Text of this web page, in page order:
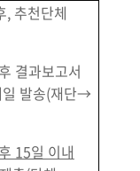
, 추천단체
결과보고서
일 발송(재단→
15일 이내